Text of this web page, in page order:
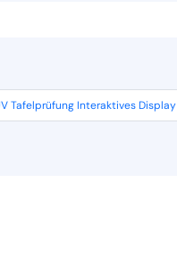
Tafelprüfung Interaktives Display